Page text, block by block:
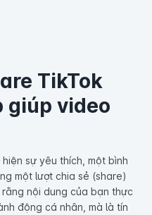
TikTok
giúp video
sự yêu thích, một bình
một lượt chia sẻ (share)
rằng nội dung của bạn thực
động cá nhân, mà là tín